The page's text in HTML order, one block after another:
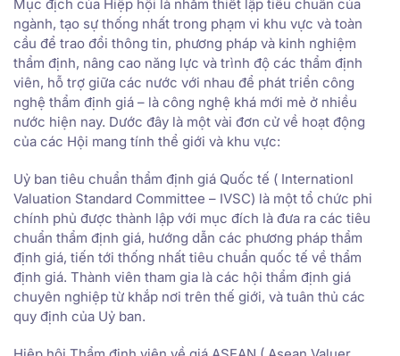
Mục địch của Hiệp hội là nhằm thiết lập tiêu chuẩn của
ngành, tạo sự thống nhất trong phạm vi khu vực và toàn
cầu để trao đổi thông tin, phương pháp và kinh nghiệm
thẩm định, nâng cao năng lực và trình độ các thẩm định
viên, hỗ trợ giữa các nước với nhau để phát triển công
nghệ thẩm định giá – là công nghệ khá mới mẻ ở nhiều
nước hiện nay. Dước đây là một vài đơn cử về hoạt động
của các Hội mang tính thể giới và khu vực:
Uỷ ban tiêu chuẩn thẩm định giá Quốc tế ( Internationl
Valuation Standard Committee – IVSC) là một tổ chức phi
chính phủ được thành lập với mục đích là đưa ra các tiêu
chuẩn thẩm định giá, hướng dẫn các phương pháp thẩm
định giá, tiến tới thống nhất tiêu chuẩn quốc tế về thẩm
định giá. Thành viên tham gia là các hội thẩm định giá
chuyên nghiệp từ khắp nơi trên thế giới, và tuân thủ các
quy định của Uỷ ban.